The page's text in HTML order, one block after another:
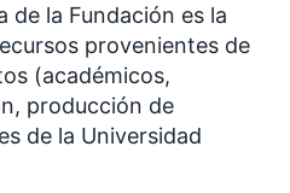
de la Fundación es la
provenientes de
(académicos,
producción de
de la Universidad